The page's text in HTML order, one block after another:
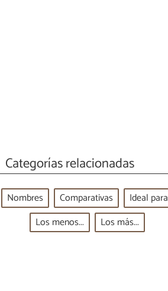
Categorías relacionadas
Nombres Comparativas
Ideal para
Los menos...
Los más...